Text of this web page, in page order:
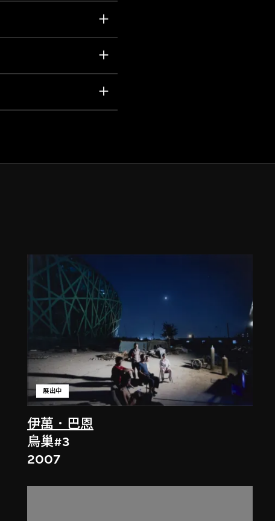
伊萬．巴恩
展出中
鳥巢#3
2007